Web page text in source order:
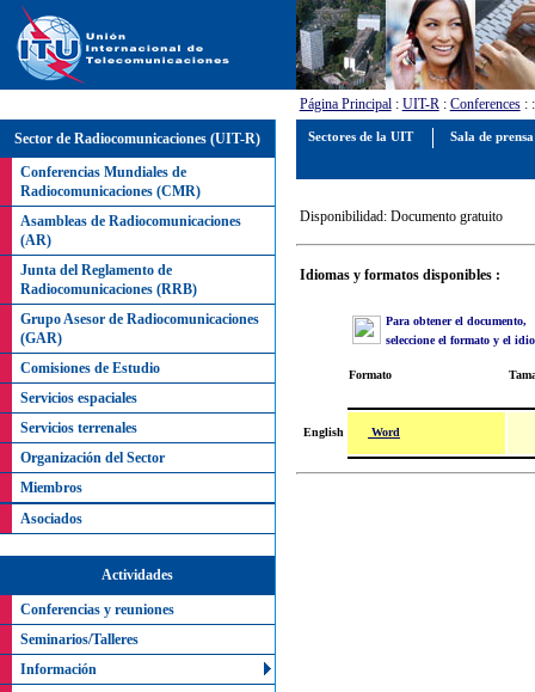
Página Principal: UIT-R: Conferences:
Sector de Radiocomunicaciones (UIT-R)
Conferencias Mundiales de
Radiocomunicaciones (CMR)
Asambleas de Radiocomunicaciones
(AR)
Junta del Reglamento de
Radiocomunicaciones (RRB)
Grupo Asesor de Radiocomunicaciones
(GAR)
Comisiones de Estudio
Servicios espaciales
Servicios terrenales
Organización del Sector
Miembros
Asociados
Actividades
Conferencias y reuniones
Seminarios/Talleres
Información
Disponibilidad: Documento gratuito
Idiomas y formatos disponibles :
Para obtener el documento,
seleccione el formato y el
Formato
English Word
Sectores de la UIT Sala de